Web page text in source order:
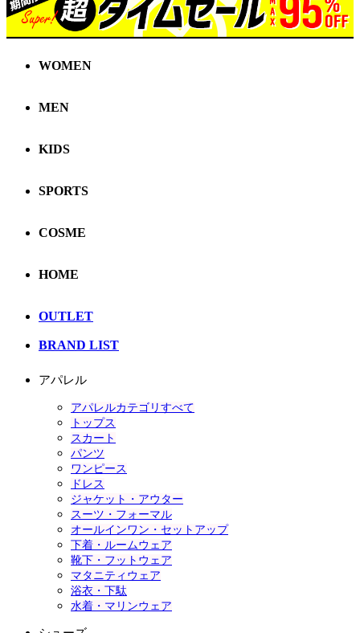
WOMEN
MEN
KIDS
SPORTS
COSME
HOME
OUTLET
BRAND LIST
アパレル
アパレルカテゴリすべて
トップス
スカート
パンツ
ワンピース
ドレス
ジャケット・アウター
スーツ・フォーマル
オールインワン・セットアップ
下着・ルームウェア
靴下・フットウェア
マタニティウェア
浴衣・下駄
水着・マリンウェア